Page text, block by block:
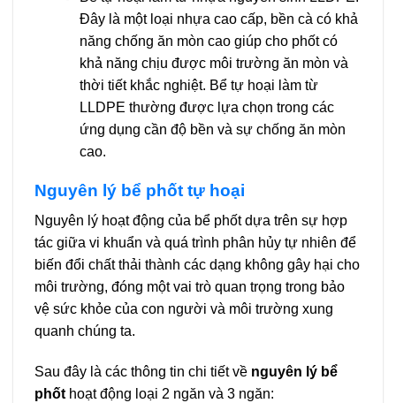
Đây là một loại nhựa cao cấp, bền cà có khả
năng chống ăn mòn cao giúp cho phốt có
khả năng chịu được môi trường ăn mòn và
thời tiết khắc nghiệt. Bể tự hoại làm từ
LLDPE thường được lựa chọn trong các
ứng dụng cần độ bền và sự chống ăn mòn
cao.
Nguyên lý bể phốt tự hoại
Nguyên lý hoạt động của bể phốt dựa trên sự hợp
tác giữa vi khuẩn và quá trình phân hủy tự nhiên để
biến đổi chất thải thành các dạng không gây hại cho
môi trường, đóng một vai trò quan trọng trong bảo
vệ sức khỏe của con người và môi trường xung
quanh chúng ta.
Sau đây là các thông tin chi tiết về nguyên lý bể
phốt hoạt động loại 2 ngăn và 3 ngăn: